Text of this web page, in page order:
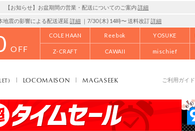
【お知らせ】お盆期間の営業・配送についてのご案内 詳細
地震の影響による配送遅延 詳細 ｜7/30 (木) 14時〜 送料改訂詳細
OFF
COLE HAAN Reebok YOSUKE
Z-CRAFT CAWAII mischief
LOCOMAISON MAGASEEK ご利用ガイド